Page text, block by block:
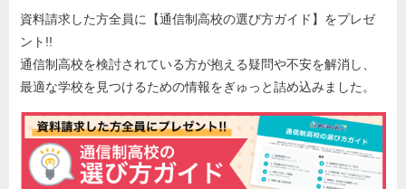
資料請求した方全員に【通信制高校の選び方ガイド】をプレゼ
ント!!
通信制高校を検討されている方が抱える疑問や不安を解消し、
最適な学校を見つけるための情報をぎゅっと詰め込みました。